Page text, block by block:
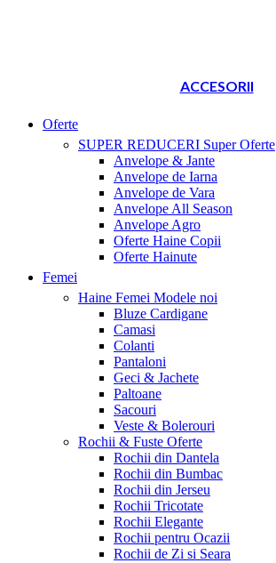
ACCESORII
Oferte
SUPER REDUCERI Super Oferte
Anvelope & Jante
Anvelope de Iarna
Anvelope de Vara
Anvelope All Season
Anvelope Agro
Oferte Haine Copii
Oferte Hainute
Femei
Haine Femei Modele noi
Bluze Cardigane
Camasi
Colanti
Pantaloni
Geci & Jachete
Paltoane
Sacouri
Veste & Bolerouri
Rochii & Fuste Oferte
Rochii din Dantela
Rochii din Bumbac
Rochii din Jerseu
Rochii Tricotate
Rochii Elegante
Rochii pentru Ocazii
Rochii de Zi si Seara